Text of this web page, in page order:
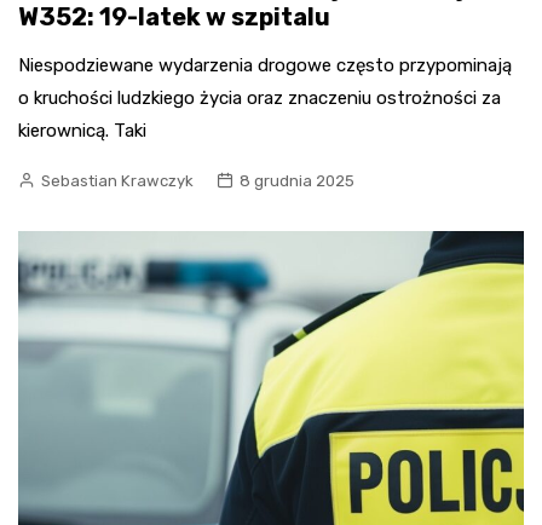
W352: 19-latek w szpitalu
Niespodziewane wydarzenia drogowe często przypominają
o kruchości ludzkiego życia oraz znaczeniu ostrożności za
kierownicą. Taki
Sebastian Krawczyk 8 grudnia 2025